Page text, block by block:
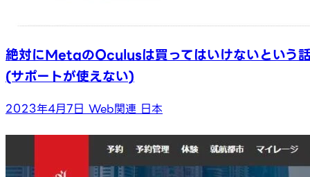
絶対にMetaのOculusは買ってはいけないという
(サポートが使えない)
2023年4月7日 Web関連 日本